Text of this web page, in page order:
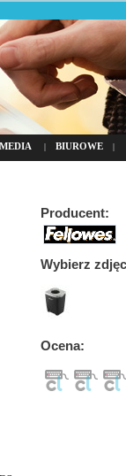
| BIUROWE |
Producent:
Wybierz
Ocena: